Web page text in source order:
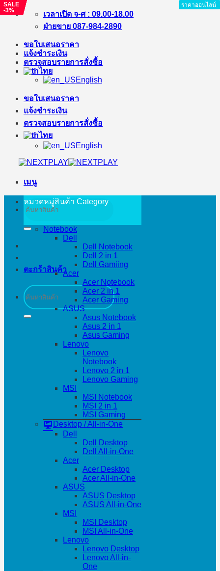
ข้าม
เนื้อหา
เวลาเปิด จ-ศ : 09.00-18.00
ฝ่ายขาย 087-984-2890
ขอใบเสนอราคา
แจ้งชำระเงิน
ตรวจสอบรายการสั่งซื้อ
ไทย
English
ขอใบเสนอราคา
แจ้งชำระเงิน
ตรวจสอบรายการสั่งซื้อ
ไทย
English
เมนู
ค้นหา:
ตะกร้าสินค้า
ค้นหา:
หมวดหมู่สินค้า Category
Notebook
Dell
Dell Notebook
Dell 2 in 1
Dell Gamiing
Acer
Acer Notebook
Acer 2 in 1
Acer Gaming
ASUS
Asus Notebook
Asus 2 in 1
Asus Gaming
Lenovo
Lenovo
Notebook
Lenovo 2 in 1
Lenovo Gaming
MSI
MSI Notebook
MSI 2 in 1
MSI Gaming
Desktop / All-in-One
Dell
Dell Desktop
Dell All-in-One
Acer
Acer Desktop
Acer All-in-One
ASUS
ASUS Desktop
ASUS All-in-One
MSI
MSI Desktop
MSI All-in-One
Lenovo
Lenovo Desktop
Lenovo All-in-
One
ราคาออนไลน์
SALE
-3%
ราคาออนไลน์
ราคาออนไลน์
ราคาออนไลน์
SALE
-5%
ราคาออนไลน์
SALE
-4%
ราคาออนไลน์
ราคาออนไลน์
SALE
-3%
ราคาออนไลน์